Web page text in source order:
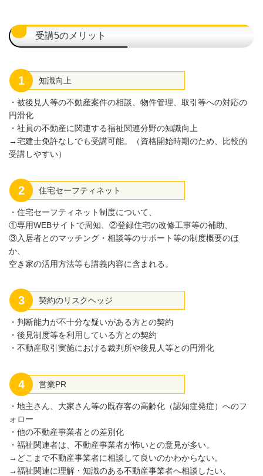
受講5のメリット
1 知識向上
・被後見人等の不動産案件の相談、物件管理、取引等への対応の
円滑化
・社員の不動産に関連する福祉関連分野の知識向上
→宅建士免許なしでも受講可能。（資格開始時期のため、比較的
受講しやすい）
2 住宅セーフティネット
・住宅セーフティネット制度について、
①専用WEBサイトで周知、②登録住宅の改修工事等の補助、
③入居者とのマッチング・相談等のサポート等の制度概要のほ
か、
空き家の活用方法等も講義内容に含まれる。
3 契約のリスクヘッジ
・判断能力が不十分な疑いがある方との契約
・後見制度等を利用している方との契約
・不動産取引実施における裁判所や後見人等との円滑化
4 営業PR
・地主さん、大家さん等の既存客の高齢化（認知症発症）へのフ
ォロー
・他の不動産事業者との差別化
・福祉関連者は、不動産事業者が怖いとの意見が多い。
→どこまで不動産事業者に相談して良いのかわからない。
→福祉関連に理解・知識のある不動産事業者へ相談したい。